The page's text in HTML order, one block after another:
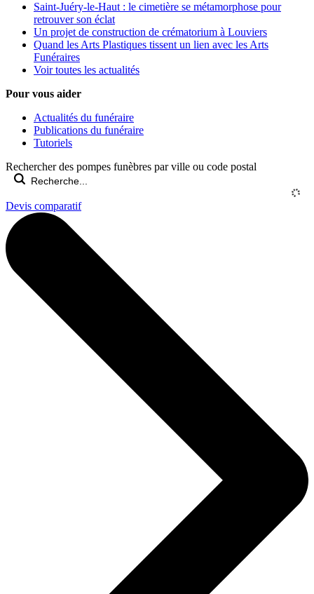
Saint-Juéry-le-Haut : le cimetière se métamorphose pour
retrouver son éclat
Un projet de construction de crématorium à Louviers
Quand les Arts Plastiques tissent un lien avec les Arts
Funéraires
Voir toutes les actualités
Pour vous aider
Actualités du funéraire
Publications du funéraire
Tutoriels
Rechercher des pompes funèbres par ville ou code postal
Devis comparatif